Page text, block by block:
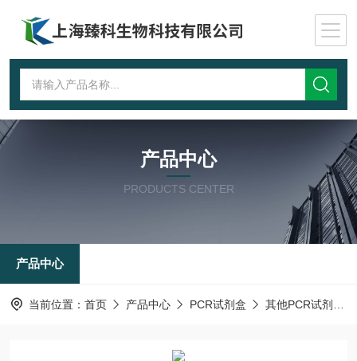
产品中心
PRODUCTS CENTER
产品中心
当前位置： 首页 产品中心 PCR试剂盒 其他PCR试剂盒